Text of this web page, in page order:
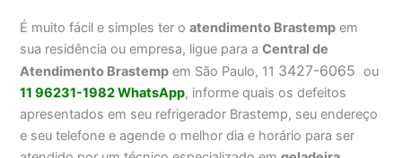
É muito fácil e simples ter oatendimento Brastemp em
sua residência ou empresa, ligue para aCentral de
Atendimento Brastemp em São Paulo, 11 3427-6065 ou
11 96231-1982 WhatsApp, informe quais os defeitos
apresentados em seu refrigerador Brastemp, seu endereço
e seu telefone e agende o melhor dia e horário para ser